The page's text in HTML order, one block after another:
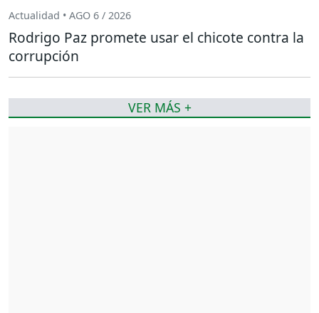
Actualidad • AGO 6 / 2026
Rodrigo Paz promete usar el chicote contra la
corrupción
VER MÁS +